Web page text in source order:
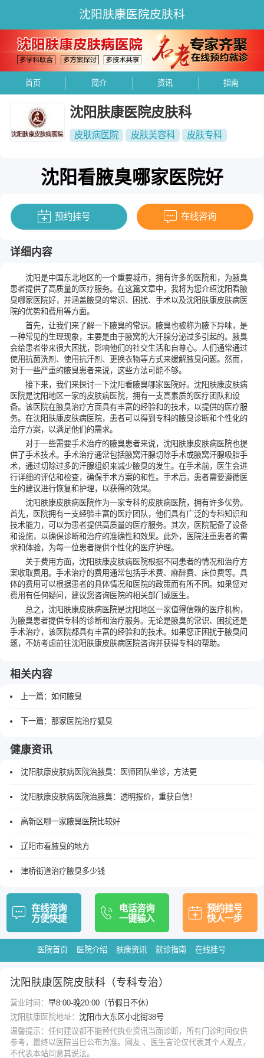
沈阳肤康医院皮肤科
首页 简介 资讯 指南
沈阳肤康医院皮肤科
皮肤病医院 皮肤美容科 皮肤专科
沈阳看腋臭哪家医院好
预约挂号 在线咨询
详细内容
沈阳是中国东北地区的一个重要城市，拥有许多的医院和，为腋臭
患者提供了高质量的医疗服务。在这篇文章中，我将为您介绍沈阳看腋
臭哪家医院好，并涵盖腋臭的常识、困扰、手术以及沈阳肤康皮肤病医
院的优势和费用等方面。
首先，让我们来了解一下腋臭的常识。腋臭也被称为腋下异味，是
一种常见的生理现象，主要是由于腋窝的大汗腺分泌过多引起的。腋臭
会给患者带来很大困扰，影响他们的社交生活和自尊心。人们通常通过
使用抗菌洗剂、使用抗汗剂、更换衣物等方式来缓解腋臭问题。然而，
对于一些严重的腋臭患者来说，这些方法可能不够。
接下来，我们来探讨一下沈阳看腋臭哪家医院好。沈阳肤康皮肤病
医院是沈阳地区一家的皮肤病医院，拥有一支高素质的医疗团队和设
备。该医院在腋臭治疗方面具有丰富的经验和的技术，以提供的医疗服
务。在沈阳肤康皮肤病医院，患者可以得到专科的腋臭诊断和个性化的
治疗方案，以满足他们的需求。
对于一些需要手术治疗的腋臭患者来说，沈阳肤康皮肤病医院也提
供了手术技术。手术治疗通常包括腋窝汗腺切除手术或腋窝汗腺吸脂手
术，通过切除过多的汗腺组织来减少腋臭的发生。在手术前，医生会进
行详细的评估和检查，确保手术方案的和性。手术后，患者需要遵循医
生的建议进行恢复和护理，以获得的效果。
沈阳肤康皮肤病医院作为一家专科的皮肤病医院，拥有许多优势。
首先，医院拥有一支经验丰富的医疗团队，他们具有广泛的专科知识和
技术能力，可以为患者提供高质量的医疗服务。其次，医院配备了设备
和设施，以确保诊断和治疗的准确性和效果。此外，医院注重患者的需
求和体验，为每一位患者提供个性化的医疗护理。
关于费用方面，沈阳肤康皮肤病医院根据不同患者的情况和治疗方
案收取费用。手术治疗的费用通常包括手术费、麻醉费、床位费等。具
体的费用可以根据患者的具体情况和医院的政策而有所不同。如果您对
费用有任何疑问，建议您咨询医院的相关部门或医生。
总之，沈阳肤康皮肤病医院是沈阳地区一家值得信赖的医疗机构，
为腋臭患者提供专科的诊断和治疗服务。无论是腋臭的常识、困扰还是
手术治疗，该医院都具有丰富的经验和的技术。如果您正困扰于腋臭问
题，不妨考虑前往沈阳肤康皮肤病医院咨询并获得专科的帮助。
相关内容
上一篇： 如何腋臭
下一篇： 那家医院治疗狐臭
健康资讯
沈阳肤康皮肤病医院治腋臭：医师团队坐诊，方法更
沈阳肤康皮肤病医院治腋臭：透明报价，重获自信！
高新区哪一家腋臭医院比较好
辽阳市看腋臭的地方
津桥街道治疗腋臭多少钱
在线咨询
方便快捷
电话咨询
一键输入
预约挂号
快人一步
医院首页 医院介绍 肤康资讯 就诊指南 在线挂号
沈阳肤康医院皮肤科（专科专治）
营业时间： 早8:00-晚20:00（节假日不休）
沈阳肤康医院地址： 沈阳市大东区小北街38号
温馨提示：任何建议都不能替代执业资讯当面诊断，所有门诊时间仅供
参考，最终以医院当日公布为准。网友 、医生言论仅代表其个人观点，
不代表本站同意其说法。.